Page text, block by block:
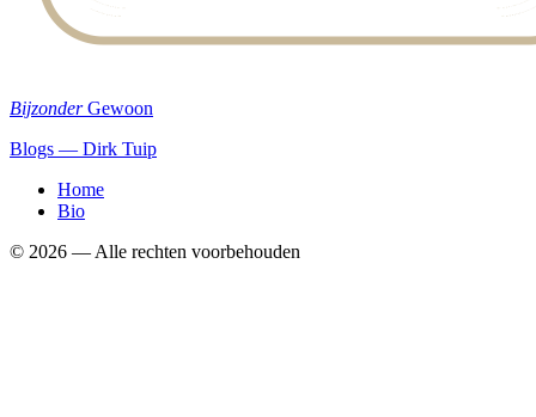
Bijzonder Gewoon
Blogs — Dirk Tuip
Home
Bio
© 2026 — Alle rechten voorbehouden